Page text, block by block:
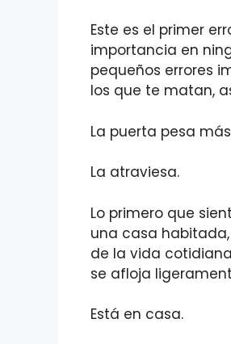
Este es el primer
importancia en
pequeños errores
los que te matan,
La puerta pesa
La atraviesa.
Lo primero que
una casa
de la vida
se afloja
Está en casa.